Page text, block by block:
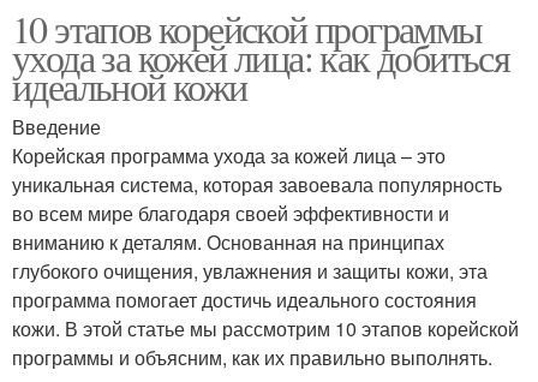
10 этапов корейской программы
ухода за кожей лица: как добиться
идеальной кожи
Введение
Корейская программа ухода за кожей лица – это
уникальная система, которая завоевала популярность
во всем мире благодаря своей эффективности и
вниманию к деталям. Основанная на принципах
глубокого очищения, увлажнения и защиты кожи, эта
программа помогает достичь идеального состояния
кожи. В этой статье мы рассмотрим 10 этапов корейской
программы и объясним, как их правильно выполнять.